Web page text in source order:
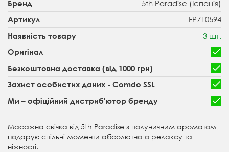
Бренд 5th Paradise (Іспанія)
Артикул FP710594
Наявність товару 3 шт.
Оригінал
Безкоштовна доставка (від 1000 грн)
Захист особистих даних - Comdo SSL
Ми – офіційний дистриб'ютор бренду
Масажна свічка від 5th Paradise з полуничним ароматом
подарує спільні моменти абсолютного релаксу та
ніжності.